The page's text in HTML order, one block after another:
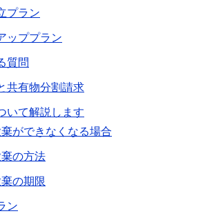
プラン
ッププラン
質問
共有物分割請求
いて解説します
ができなくなる場合
の方法
の期限
ン